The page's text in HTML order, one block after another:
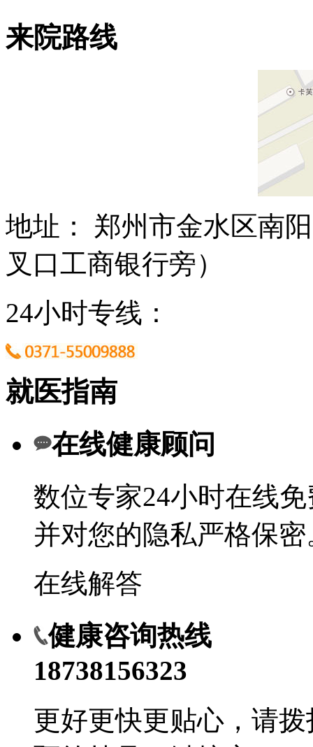
来院路线
地址： 郑州市金水区南
叉口工商银行旁）
24小时专线：
就医指南
在线健康顾问
数位专家24小时在线
并对您的隐私严格保密
在线解答
健康咨询热线
18738156323
更好更快更贴心，请